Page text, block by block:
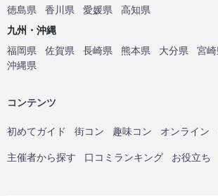
徳島県
香川県 愛媛県
高知県
九州・沖縄
福岡県
佐賀県 長崎県 熊本県 大分県 宮
沖縄県
コンテンツ
初めてガイド 街コン 趣味コン オンライン
主催者から探す 口コミランキング お役立ち